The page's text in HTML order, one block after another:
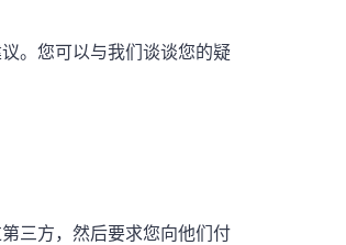
。您可以与我们谈谈您的疑
三方，然后要求您向他们付